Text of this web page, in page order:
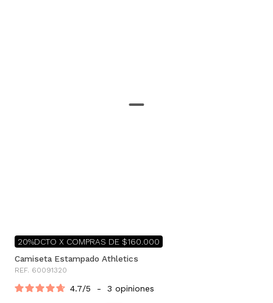
20%DCTO X COMPRAS DE $160.000
Camiseta Estampado Athletics
REF. 60091320
4.7/5 - 3 opiniones